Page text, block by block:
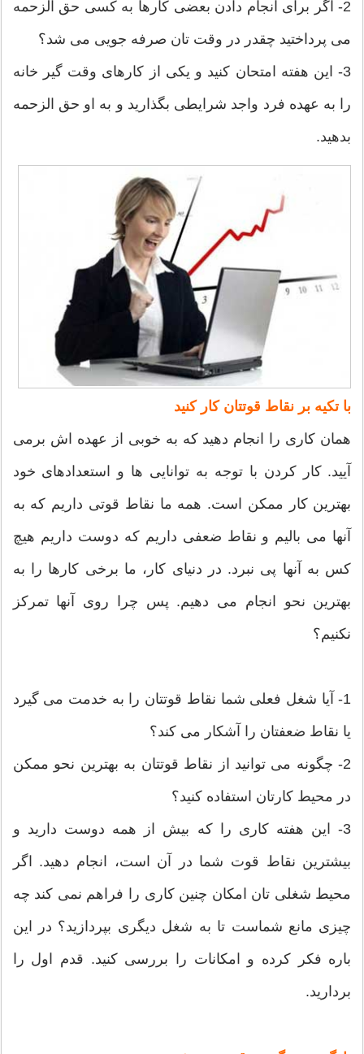
2- اگر برای انجام دادن بعضی کارها به کسی حق الزحمه
می پرداختید چقدر در وقت تان صرفه جویی می شد؟
3- این هفته امتحان کنید و یکی از کارهای وقت گیر خانه
را به عهده فرد واجد شرایطی بگذارید و به او حق الزحمه
بدهید.
با تکیه بر نقاط قوتتان کار کنید
همان کاری را انجام دهید که به خوبی از عهده اش برمی
آیید. کار کردن با توجه به توانایی ها و استعدادهای خود
بهترین کار ممکن است. همه ما نقاط قوتی داریم که به
آنها می بالیم و نقاط ضعفی داریم که دوست داریم هیچ
کس به آنها پی نبرد. در دنیای کار، ما برخی کارها را به
بهترین نحو انجام می دهیم. پس چرا روی آنها تمرکز
نکنیم؟
1- آیا شغل فعلی شما نقاط قوتتان را به خدمت می گیرد
یا نقاط ضعفتان را آشکار می کند؟
2- چگونه می توانید از نقاط قوتتان به بهترین نحو ممکن
در محیط کارتان استفاده کنید؟
3- این هفته کاری را که بیش از همه دوست دارید و
بیشترین نقاط قوت شما در آن است، انجام دهید. اگر
محیط شغلی تان امکان چنین کاری را فراهم نمی کند چه
چیزی مانع شماست تا به شغل دیگری بپردازید؟ در این
باره فکر کرده و امکانات را بررسی کنید. قدم اول را
بردارید.